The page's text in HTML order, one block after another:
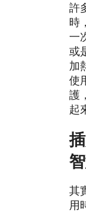
許
時
一
或
加
使
護
起
其
用